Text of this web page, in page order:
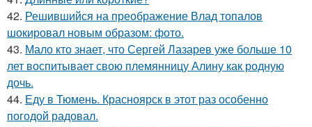
42. Решившийся на преображение Влад топалов
шокировал новым образом: фото.
43. Мало кто знает, что Сергей Лазарев уже больше 10
лет воспитывает свою племянницу Алину как родную
дочь.
44. Еду в Тюмень. Красноярск в этот раз особенно
погодой радовал.